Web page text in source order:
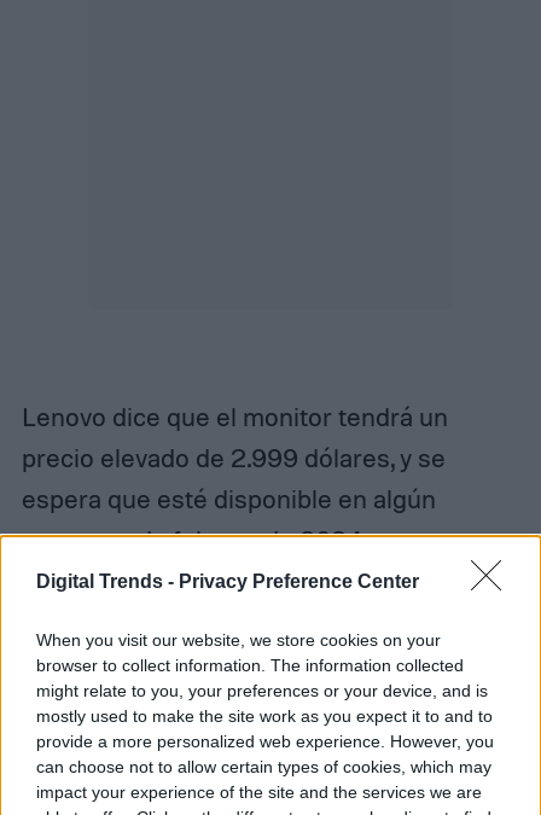
Digital Trends - Privacy Preference Center
When you visit our website, we store cookies on your
browser to collect information. The information collected
might relate to you, your preferences or your device, and is
mostly used to make the site work as you expect it to and to
provide a more personalized web experience. However, you
can choose not to allow certain types of cookies, which may
impact your experience of the site and the services we are
Lenovo dice que el monitor tendrá un
precio elevado de 2.999 dólares, y se
espera que esté disponible en algún
momento de febrero de 2024.
innovaciones en el espacio de monitores y
pantallas el próximo año. Hace solo un par
de días, vimos una gran cantidad de nuevos
paneles de TCL, incluido el exclusivo OLED